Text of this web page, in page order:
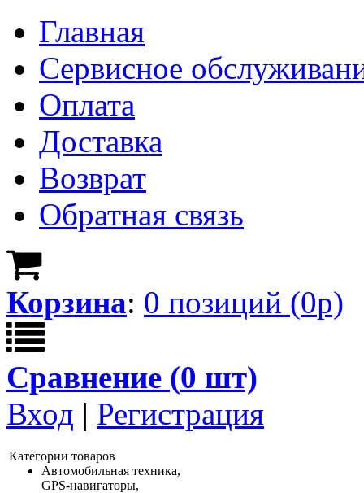
Главная
Сервисное
Оплата
Доставка
Возврат
Обратная связь
Корзина: 0 позиций (0р)
Сравнение (0 шт)
Вход | Регистрация
Категории товаров
Автомобильная техника,
GPS-навигаторы,